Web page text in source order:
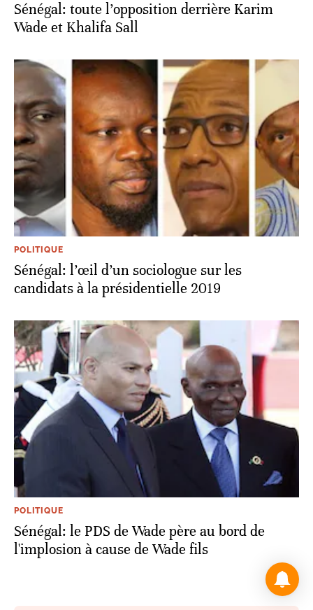
Sénégal: toute l’opposition derrière Karim
Wade et Khalifa Sall
POLITIQUE
Sénégal: l’œil d’un sociologue sur les
candidats à la présidentielle 2019
POLITIQUE
Sénégal: le PDS de Wade père au bord de
l'implosion à cause de Wade fils